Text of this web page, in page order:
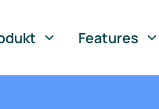
Features